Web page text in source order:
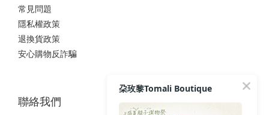
常見問題
隱私權政策
退換貨政策
安心購物反詐騙
聯絡我們
朶玫黎Tomali Boutique